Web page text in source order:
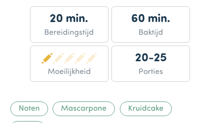
20 min.
Bereidingstijd
60 min.
Baktijd
Moeilijkheid
20-25
Porties
Noten Mascarpone Kruidcake